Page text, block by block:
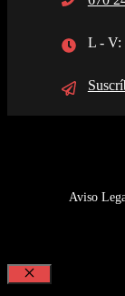
L - V:
Aviso
Cerrar